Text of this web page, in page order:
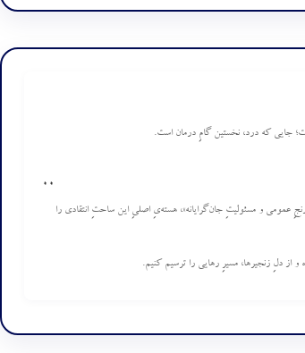
جایی که درد، نخستین گامِ درمان است.
عمومی و مسئولیتِ جان‌گرایانه»، هسته‌یِ اصلیِ این ساحتِ انتقادی را
از دلِ زنجیرها، مسیرِ رهایی را ترسیم کنیم.
0
0